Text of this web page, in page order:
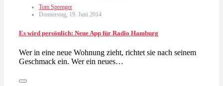
Tom Sprenger
Donnerstag, 19. Juni 2014
Es wird persönlich: Neue App für Radio Hamburg
Wer in eine neue Wohnung zieht, richtet sie nach seinem
Geschmack ein. Wer ein neues…